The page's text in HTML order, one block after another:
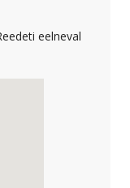
eelneval